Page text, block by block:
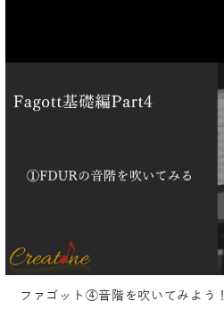
ファゴット④音階を吹いてみよう！